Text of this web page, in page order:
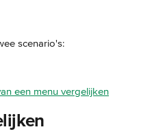
scenario's:
een menu vergelijken